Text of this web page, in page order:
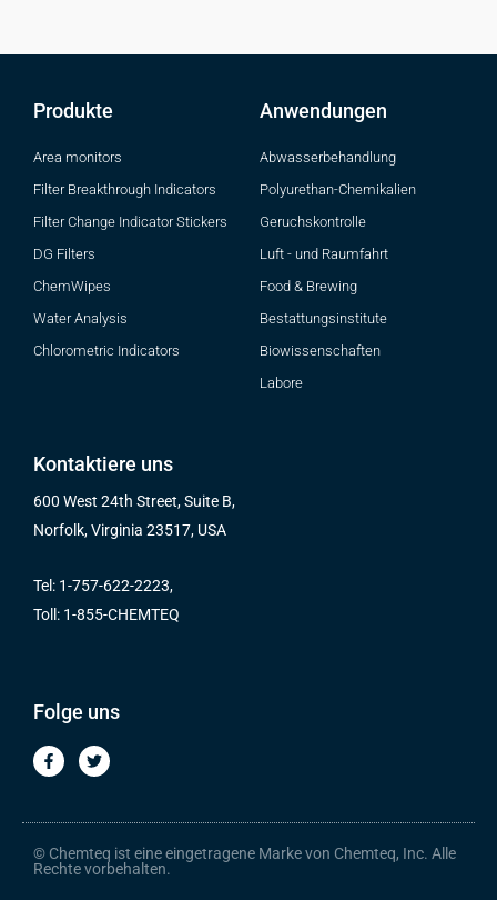
Produkte
Area monitors
Filter Breakthrough Indicators
Filter Change Indicator Stickers
DG Filters
ChemWipes
Water Analysis
Chlorometric Indicators
Anwendungen
Abwasserbehandlung
Polyurethan-Chemikalien
Geruchskontrolle
Luft - und Raumfahrt
Food & Brewing
Bestattungsinstitute
Biowissenschaften
Labore
Kontaktiere uns
600 West 24th Street, Suite B,
Norfolk, Virginia 23517, USA
Tel: 1-757-622-2223,
Toll: 1-855-CHEMTEQ
Folge uns
F
a
c
o
o
k
-
T
w
i
e
© Chemteq ist eine eingetragene Marke von Chemteq, Inc. Alle
Rechte vorbehalten.